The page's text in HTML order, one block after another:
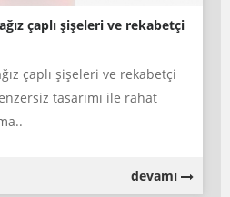
çaplı şişeleri ve rekabetçi
çaplı şişeleri ve rekabetçi
tasarımı ile rahat
devamı